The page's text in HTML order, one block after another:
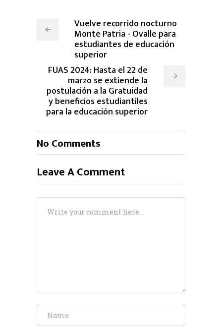
Vuelve recorrido nocturno
Monte Patria - Ovalle para
estudiantes de educación
superior
FUAS 2024: Hasta el 22 de
marzo se extiende la
postulación a la Gratuidad
y beneficios estudiantiles
para la educación superior
No Comments
Leave A Comment